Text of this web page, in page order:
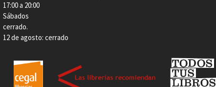
17:00 a 20:00
Sábados
cerrado.
12 de agosto: cerrado